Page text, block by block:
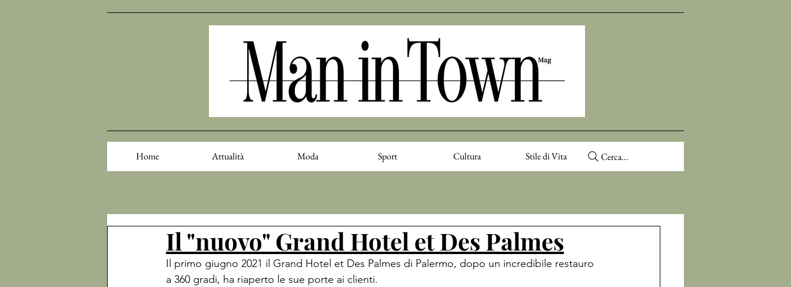
Home Attualità Moda Sport Cultura Stile di Vita Cerca...
Il "nuovo" Grand Hotel et Des Palmes
Il primo giugno 2021 il Grand Hotel et Des Palmes di Palermo, dopo un incredibile restauro
a 360 gradi, ha riaperto le sue porte ai clienti.